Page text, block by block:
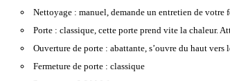
Nettoyage : manuel, demande un entretien de
Porte : classique, cette porte prend vite la chaleur.
Ouverture de porte : abattante, s’ouvre du haut vers
Fermeture de porte : classique